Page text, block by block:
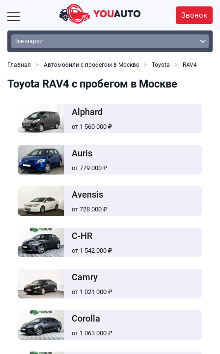
Звонок
Главная Автомобили с пробегом в Москве Toyota RAV4
Toyota RAV4 с пробегом в Москве
Alphard
от 1 560 000 ₽
Auris
от 779 000 ₽
Avensis
от 728 000 ₽
C-HR
от 1 542 000 ₽
Camry
от 1 021 000 ₽
Corolla
от 1 063 000 ₽